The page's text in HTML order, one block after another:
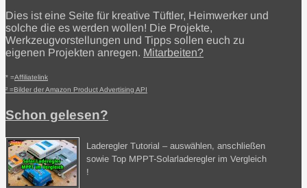
Dies ist eine Seite für kreative Tüftler, Heimwerker und
solche die es werden wollen! Die Projekte,
Werkzeugvorstellungen und Tipps sollen euch zu
eigenen Projekten anregen. Mitarbeiten?
* =Affiliatelink
² =Bilder der Amazon Product Advertising API
Schon gelesen?
Laderegler Tutorial – auswählen, anschließen
sowie Top MPPT-Solarladeregler im Vergleich
!